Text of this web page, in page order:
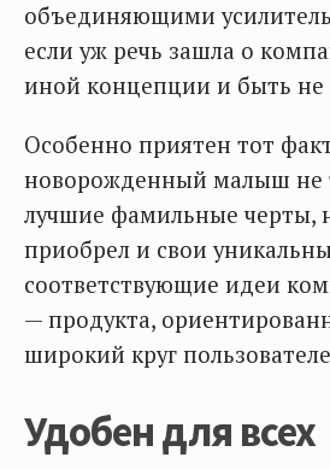
объединяющими
если уж речь зашла о
иной концепции и быть не
Особенно приятен тот
новорожденный малыш не
лучшие фамильные черты,
приобрел и свои
соответствующие идеи
— продукта,
широкий круг
Удобен для всех